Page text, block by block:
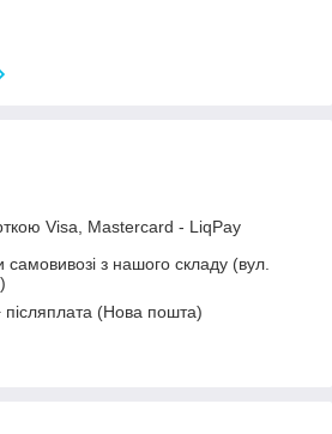
Visa, Mastercard - LiqPay
самовивозі з нашого складу (вул.
післяплата (Нова пошта)